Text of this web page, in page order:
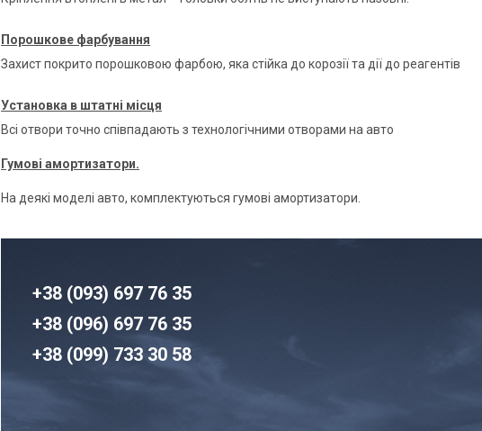
Порошкове фарбування
Захист покрито порошковою фарбою, яка стійка до корозії та дії до реагентів
Установка в штатні місця
Всі отвори точно співпадають з технологічними отворами на авто
Гумові амортизатори.
На деякі моделі авто, комплектуються гумові амортизатори.
+38 (093) 697 76 35
+38 (096) 697 76 35
+38 (099) 733 30 58